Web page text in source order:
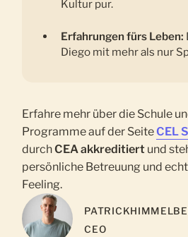
Kultur pur.
Erfahrungen fürs Leben:
Diego mit mehr als nur
Erfahre mehr über die Schule
Programme auf der Seite CEL
durchCEA akkreditiert und
persönliche Betreuung und
Feeling.
PATRICK
CEO